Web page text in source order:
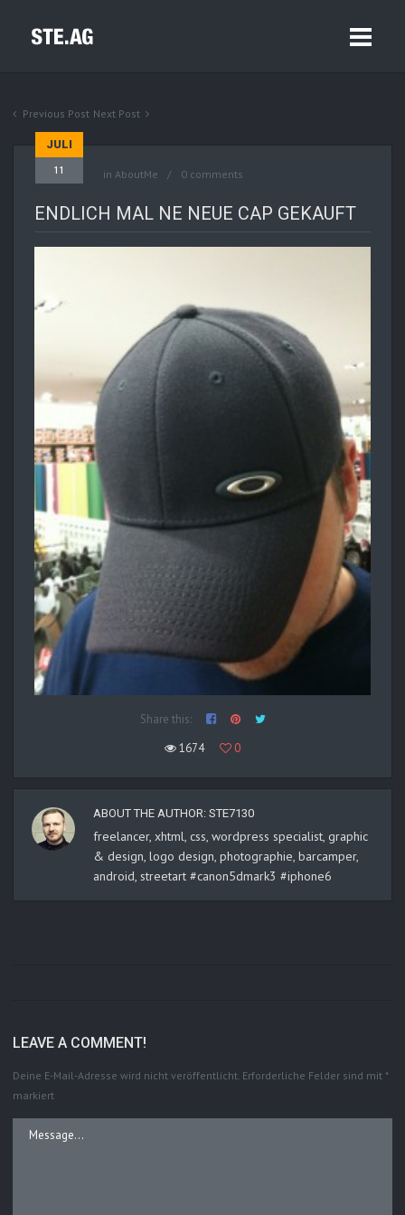
Previous Post Next Post
JULI
11 in AboutMe 0 comments
ENDLICH MAL NE NEUE CAP GEKAUFT
Share this:
1674
0
ABOUT THE AUTHOR: STE7130
freelancer, xhtml, css, wordpress specialist, graphic
& design, logo design, photographie, barcamper,
android, streetart #canon5dmark3 #iphone6
LEAVE A COMMENT!
Deine E-Mail-Adresse wird nicht veröffentlicht. Erforderliche Felder sind mit *
markiert